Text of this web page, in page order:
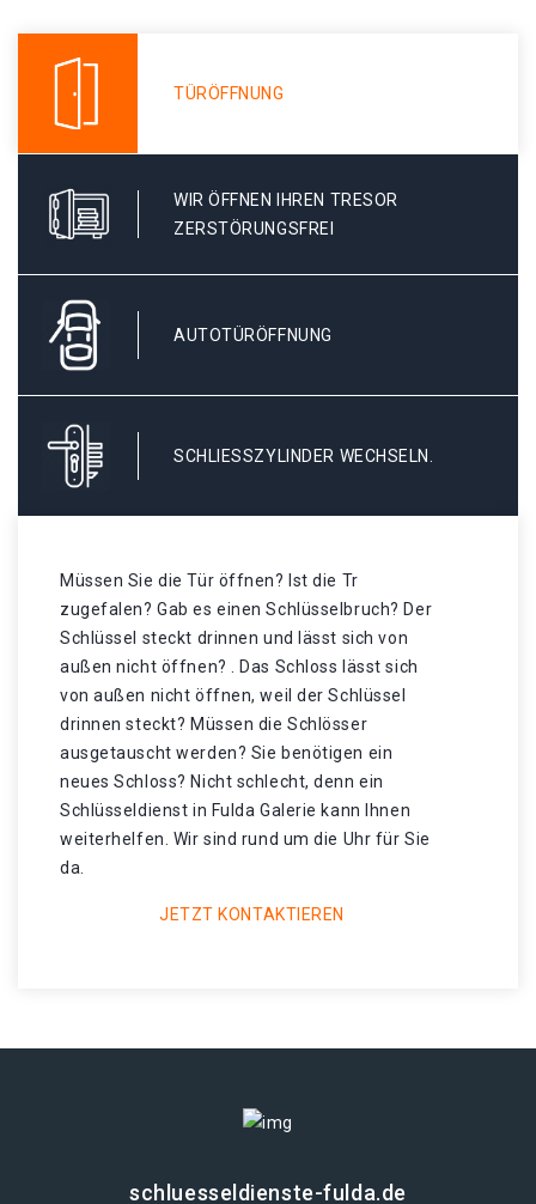
TÜRÖFFNUNG
WIR ÖFFNEN IHREN TRESOR
ZERSTÖRUNGSFREI
AUTOTÜRÖFFNUNG
SCHLIESSZYLINDER WECHSELN.
Müssen Sie die Tür öffnen? Ist die Tr
zugefalen? Gab es einen Schlüsselbruch? Der
Schlüssel steckt drinnen und lässt sich von
außen nicht öffnen? . Das Schloss lässt sich
von außen nicht öffnen, weil der Schlüssel
drinnen steckt? Müssen die Schlösser
ausgetauscht werden? Sie benötigen ein
neues Schloss? Nicht schlecht, denn ein
Schlüsseldienst in Fulda Galerie kann Ihnen
weiterhelfen. Wir sind rund um die Uhr für Sie
da.
JETZT KONTAKTIEREN
schluesseldienste-fulda.de